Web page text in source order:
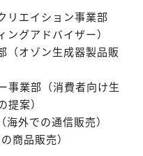
リエイション事業部
ングアドバイザー）
（オゾン生成器製品販
事業部（消費者向け生
提案）
海外での通信販売）
商品販売）